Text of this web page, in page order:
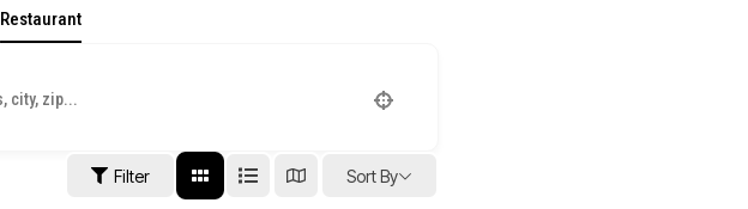
Restaurant
Filter Sort By